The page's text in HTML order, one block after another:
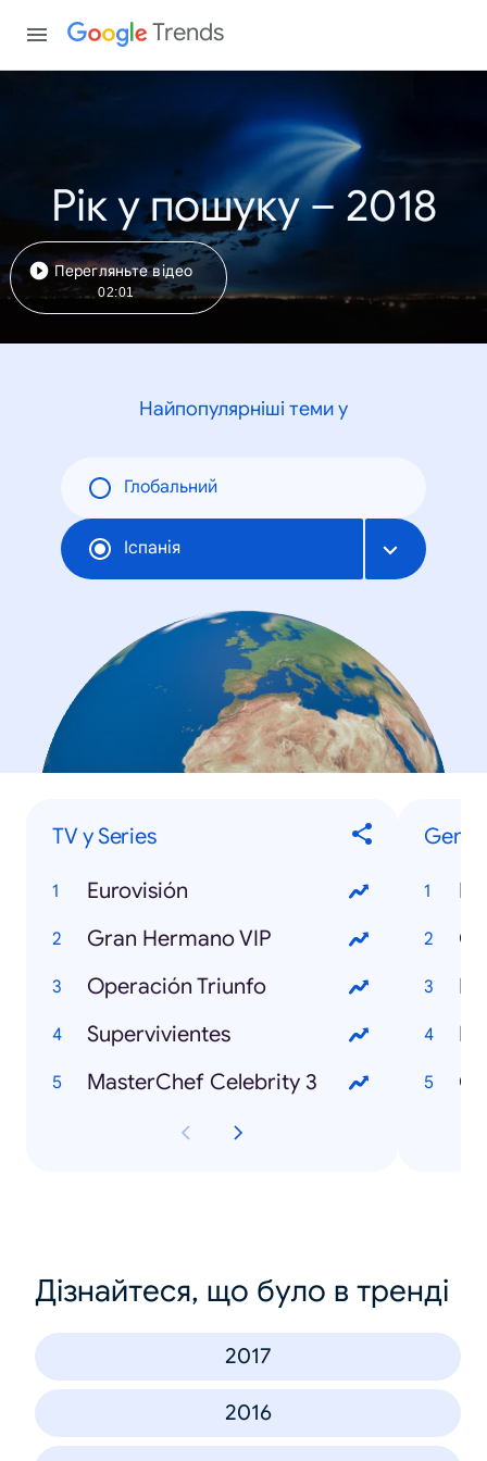
Trends
Рік у пошуку – 2018
Перегляньте відео
02:01
Найпопулярніші теми у
Глобальний
Іспанія
TV y Series
Eurovisión
Gran Hermano VIP
Operación Triunfo
Supervivientes
MasterChef Celebrity 3
Дізнайтеся, що було в тренді
2017
2016